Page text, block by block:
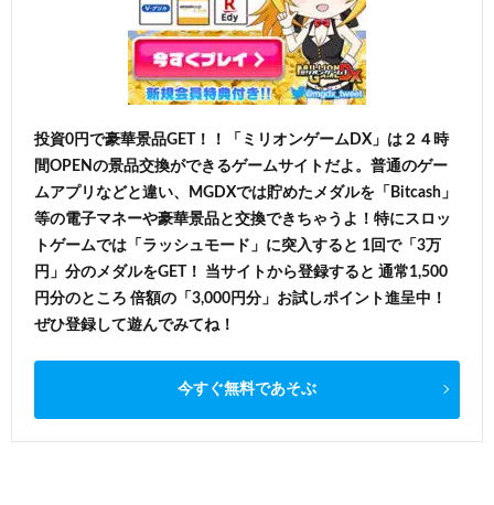
投資0円で豪華景品GET！！「ミリオンゲームDX」は２４時
間OPENの景品交換ができるゲームサイトだよ。普通のゲー
ムアプリなどと違い、MGDXでは貯めたメダルを「Bitcash」
等の電子マネーや豪華景品と交換できちゃうよ！特にスロッ
トゲームでは「ラッシュモード」に突入すると 1回で「3万
円」分のメダルをGET！ 当サイトから登録すると 通常1,500
円分のところ 倍額の「3,000円分」お試しポイント進呈中！
ぜひ登録して遊んでみてね！
今すぐ無料であそぶ